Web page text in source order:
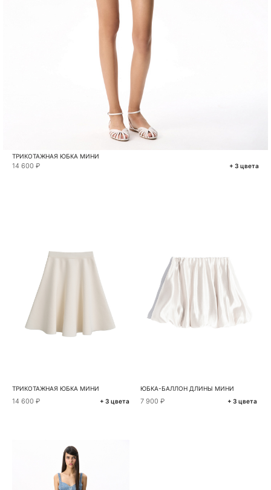
ТРИКОТАЖНАЯ ЮБКА МИНИ
14 600 ₽ + 3 цвета
ТРИКОТАЖНАЯ ЮБКА МИНИ
14 600 ₽ + 3 цвета
ЮБКА-БАЛЛОН ДЛИНЫ МИНИ
7 900 ₽ + 3 цвета